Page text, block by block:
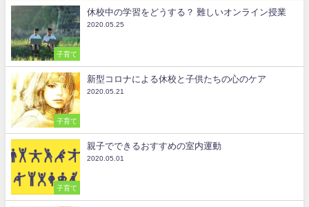
子育て
休校中の学習をどうする？ 難しいオンライン授業
2020.05.25
子育て
新型コロナによる休校と子供たちの心のケア
2020.05.21
子育て
親子でできるおすすめの室内運動
2020.05.01